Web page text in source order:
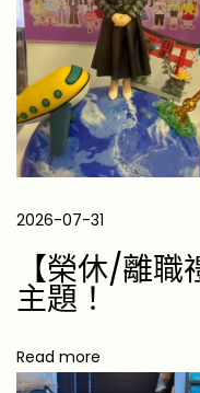
實
用
家
品
創
意
具
窩
[
2
2026-07-31
【榮休/離
主題！
Read more